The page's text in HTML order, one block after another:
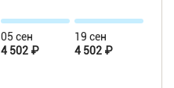
05 сен
4 502 ₽
19 сен
4 502 ₽